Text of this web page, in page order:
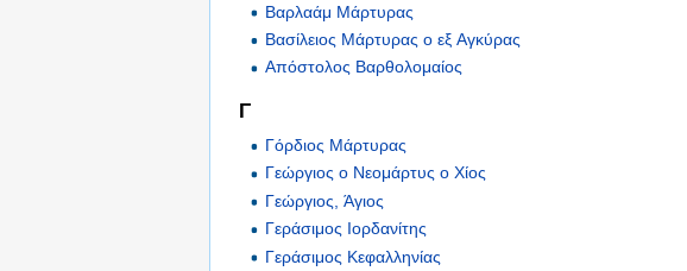
Βαρλαάμ Μάρτυρας
Βασίλειος Μάρτυρας ο εξ Αγκύρας
Απόστολος Βαρθολομαίος
Γ
Γόρδιος Μάρτυρας
Γεώργιος ο Νεομάρτυς ο Χίος
Γεώργιος, Άγιος
Γεράσιμος Ιορδανίτης
Γεράσιμος Κεφαλληνίας